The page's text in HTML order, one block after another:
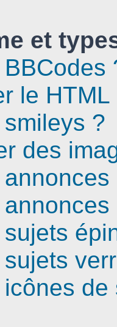
et
le HTML
?
des
de